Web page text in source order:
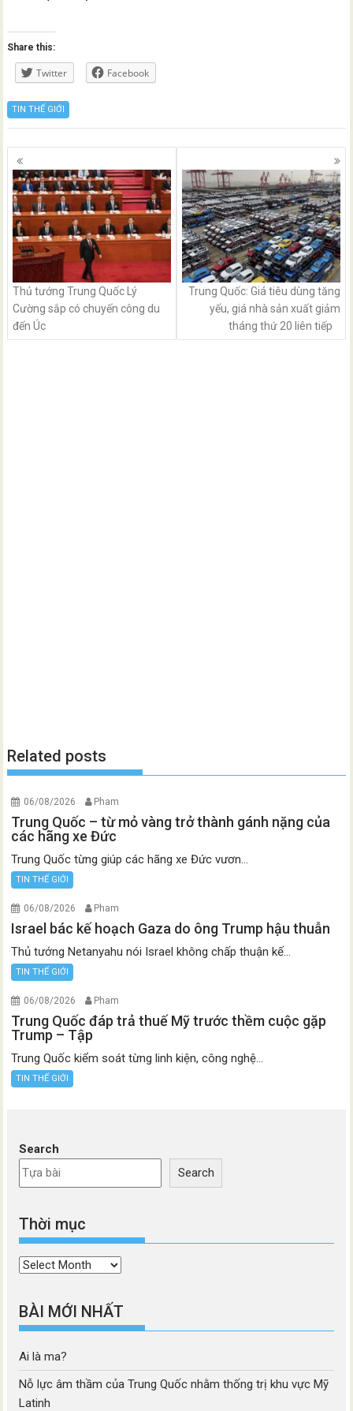
Share this:
Twitter Facebook
TIN THẾ GIỚI
Posts
navigation
Thủ tướng Trung Quốc Lý
Cường sắp có chuyến công du
đến Úc
Trung Quốc: Giá tiêu dùng tăng
yếu, giá nhà sản xuất giảm
tháng thứ 20 liên tiếp
Related posts
06/08/2026 Pham
Trung Quốc – từ mỏ vàng trở thành gánh nặng của
các hãng xe Đức
Trung Quốc từng giúp các hãng xe Đức vươn...
TIN THẾ GIỚI
06/08/2026 Pham
Israel bác kế hoạch Gaza do ông Trump hậu thuẫn
Thủ tướng Netanyahu nói Israel không chấp thuận kế...
TIN THẾ GIỚI
06/08/2026 Pham
Trung Quốc đáp trả thuế Mỹ trước thềm cuộc gặp
Trump – Tập
Trung Quốc kiểm soát từng linh kiện, công nghệ...
TIN THẾ GIỚI
Search
Search
Thời mục
Thời
BÀI MỚI NHẤT
Ai là ma?
Nỗ lực âm thầm của Trung Quốc nhằm thống trị khu vực Mỹ
Latinh